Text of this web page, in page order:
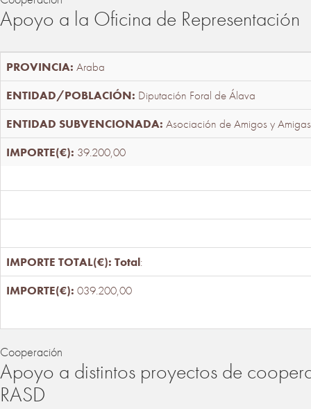
Apoyo a la Oficina de Representación
Araba
Diputación Foral de Álava
Asociación de Amigos y
39.200,00
Total:
039.200,00
Cooperación
Apoyo a distintos proyectos de
RASD